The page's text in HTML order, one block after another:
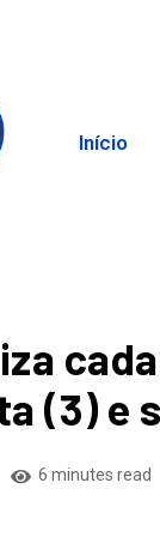
Início
(3) e
6 minutes read